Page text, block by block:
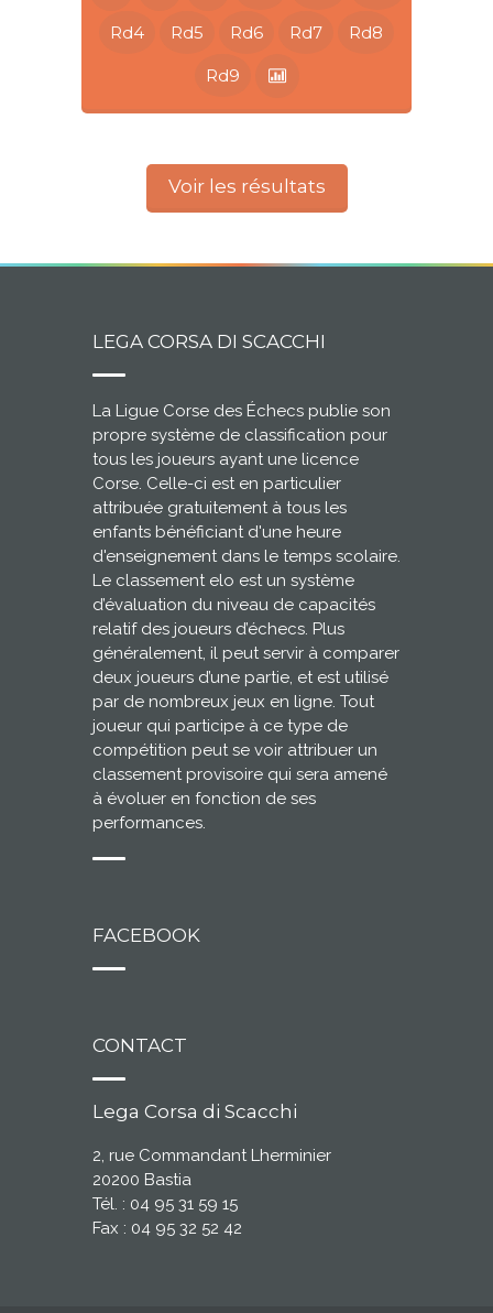
Rd4 Rd5 Rd6 Rd7 Rd8
Rd9
Voir les résultats
LEGA CORSA DI SCACCHI
La Ligue Corse des Échecs publie son
propre système de classification pour
tous les joueurs ayant une licence
Corse. Celle-ci est en particulier
attribuée gratuitement à tous les
enfants bénéficiant d'une heure
d'enseignement dans le temps scolaire.
Le classement elo est un système
d’évaluation du niveau de capacités
relatif des joueurs d’échecs. Plus
généralement, il peut servir à comparer
deux joueurs d’une partie, et est utilisé
par de nombreux jeux en ligne. Tout
joueur qui participe à ce type de
compétition peut se voir attribuer un
classement provisoire qui sera amené
à évoluer en fonction de ses
performances.
FACEBOOK
CONTACT
Lega Corsa di Scacchi
2, rue Commandant Lherminier
20200 Bastia
Tél. : 04 95 31 59 15
Fax : 04 95 32 52 42